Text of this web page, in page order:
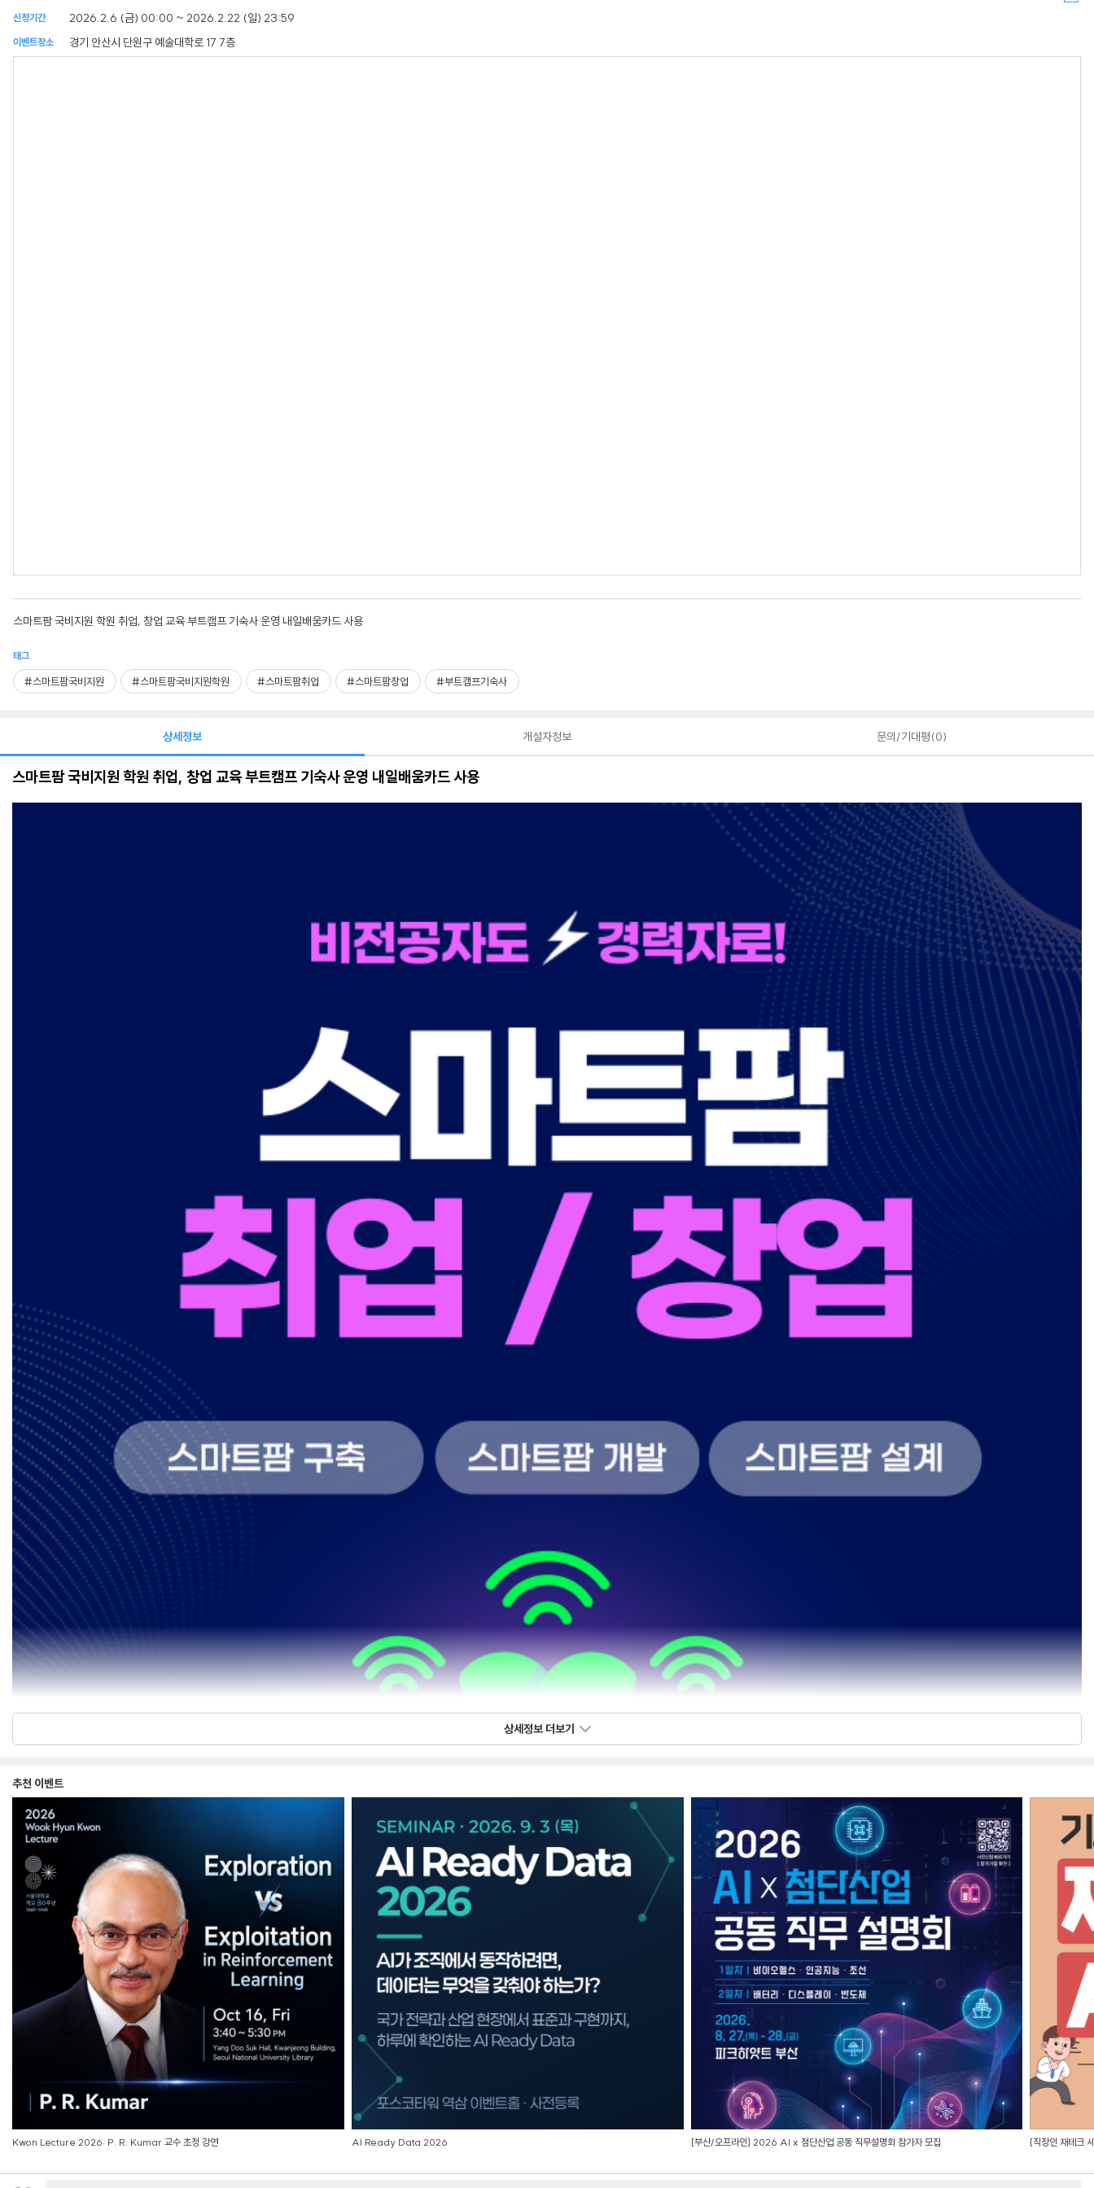
신청기간 2026.2.6 (금) 00:00 ~ 2026.2.22 (일) 23:59
이벤트장소 경기 안산시 단원구 예술대학로 17 7층
스마트팜 국비지원 학원 취업, 창업 교육 부트캠프 기숙사 운영 내일배움카드 사용
태그
#스마트팜국비지원 #스마트팜국비지원학원 #스마트팜취업 #스마트팜창업 #부트캠프기숙사
상세정보
스마트팜 국비지원 학원 취업, 창업 교육 부트캠프 기숙사 운영 내일배움카드 사용
상세정보 더보기
개설자정보 문의/기대평 0
추천 이벤트
Kwon Lecture 2026: P. R. Kumar 교수 초청 강연 AI Ready Data 2026 [부산/오프라인] 2026 AI x 첨단산업 공동 직무설명회 참가자 모집 [직장인 재테크